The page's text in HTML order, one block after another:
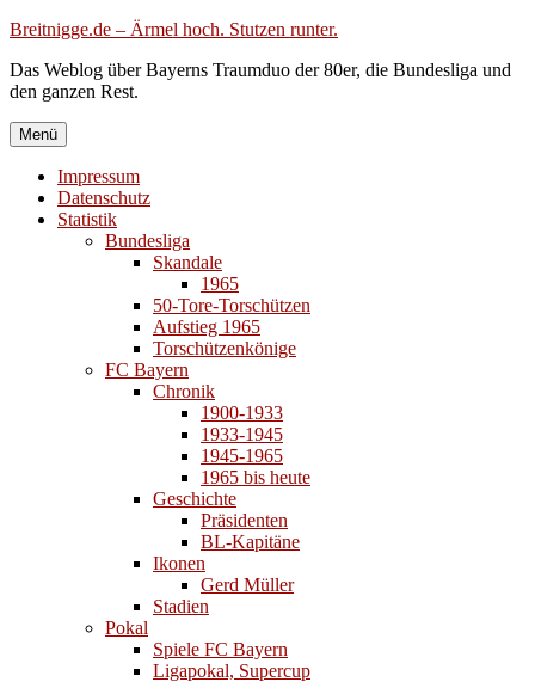
Zum
springen
Breitnigge.de – Ärmel hoch. Stutzen runter.
Das Weblog über Bayerns Traumduo der 80er, die Bundesliga und
den ganzen Rest.
Menü
Impressum
Datenschutz
Statistik
Bundesliga
Skandale
1965
50-Tore-Torschützen
Aufstieg 1965
Torschützenkönige
FC Bayern
Chronik
1900-1933
1933-1945
1945-1965
1965 bis heute
Geschichte
Präsidenten
BL-Kapitäne
Ikonen
Gerd Müller
Stadien
Pokal
Spiele FC Bayern
Ligapokal, Supercup